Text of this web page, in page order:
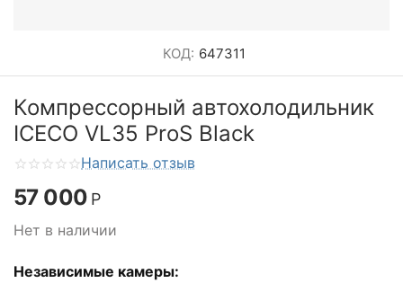
КОД: 647311
Компрессорный автохолодильник
ICECO VL35 ProS Black
Написать отзыв
57 000 Р
Нет в наличии
Независимые камеры: